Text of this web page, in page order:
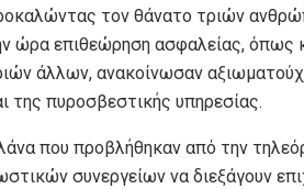
τον θάνατο τριών
ώρα επιθεώρηση ασφαλείας, όπως
άλλων, ανακοίνωσαν
της πυροσβεστικής υπηρεσίας.
που προβλήθηκαν από την
συνεργείων να διεξάγουν